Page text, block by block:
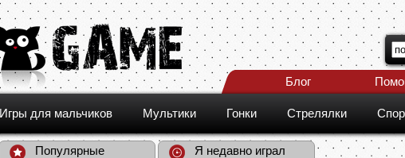
Блог
Игры для мальчиков Мультики Гонки Стрелялки
Популярные Я недавно играл